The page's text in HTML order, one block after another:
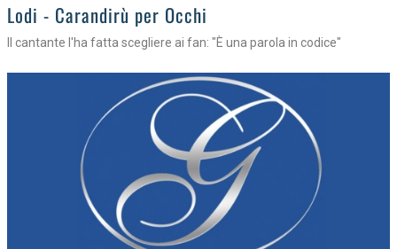
Lodi - Carandirù per Occhi
Il cantante l'ha fatta scegliere ai fan: "È una parola in codice"